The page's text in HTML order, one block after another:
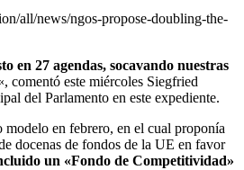
all/news/ngos-propose-doubling-the-
en 27 agendas, socavando nuestras
comentó este miércoles Siegfried
del Parlamento en este expediente.
modelo en febrero, en el cual proponía
docenas de fondos de la UE en favor
un «Fondo de Competitividad»